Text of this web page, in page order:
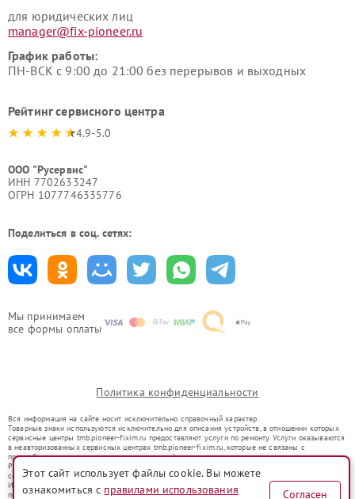
Мы принимаем
все формы оплаты
для юридических лиц
manager@fix-pioneer.ru
График работы:
ПН-ВСК с 9:00 до 21:00 без перерывов и выходных
Рейтинг сервисного центра
4.9-5.0
ООО "Русервис"
ИНН 7702633247
ОГРН 1077746335776
Поделиться в соц. сетях:
Политика конфиденциальности
Вся информация на сайте носит исключительно справочный характер.
Товарные знаки используются исключительно для описания устройств, в отношении которых
сервисные центры tmb.pioneer-fixim.ru предоставляют услуги по ремонту. Услуги оказываются
в неавторизованных сервисных центрах tmb.pioneer-fixim.ru, которые не связаны с
правообладателями товарных знаков или их официальными представителями.
Ремонт осуществляется для устройств, уже введенных в гражданский оборот в соответствии
со статьей 1487 ГК РФ.
Использование товарных знаков не преследует цели индивидуализации услуг или введения
потребителей в заблуждение, а служит для информирования о предоставляемых услугах по
Этот сайт использует файлы cookie. Вы можете
ознакомиться с правилами использования Согласен